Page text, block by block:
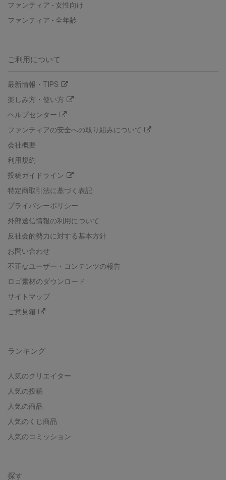
ファンティア - 女性向け
ファンティア - 全年齢
ご利用について
最新情報・TIPS
楽しみ方・使い方
ヘルプセンター
ファンティアの安全への取り組みについて
会社概要
利用規約
投稿ガイドライン
特定商取引法に基づく表記
プライバシーポリシー
外部送信情報の利用について
反社会的勢力に対する基本方針
お問い合わせ
不正なユーザー・コンテンツの報告
ロゴ素材のダウンロード
サイトマップ
ご意見箱
ランキング
人気のクリエイター
人気の投稿
人気の商品
人気のくじ商品
人気のコミッション
探す